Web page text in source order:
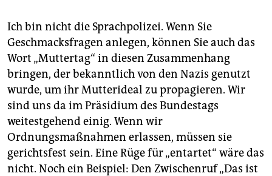
Ich bin nicht die Sprachpolizei. Wenn Sie
Geschmacksfragen anlegen, können Sie auch das
Wort „Muttertag“ in diesen Zusammenhang
bringen, der bekanntlich von den Nazis genutzt
wurde, um ihr Mutterideal zu propagieren. Wir
sind uns da im Präsidium des Bundestags
weitestgehend einig. Wenn wir
Ordnungsmaßnahmen erlassen, müssen sie
gerichtsfest sein. Eine Rüge für „entartet“ wäre das
nicht. Noch ein Beispiel: Den Zwischenruf „Das ist